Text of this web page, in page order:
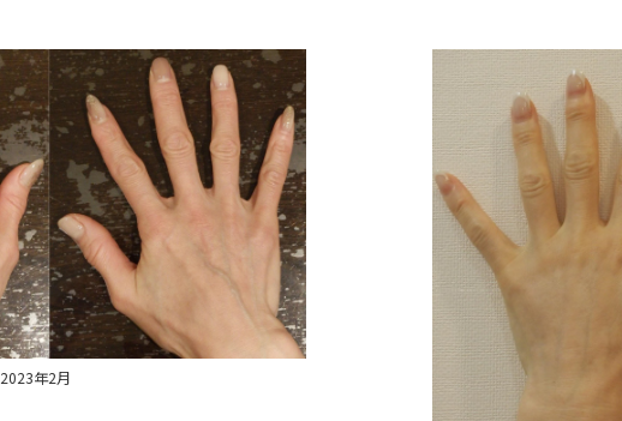
2023年2月